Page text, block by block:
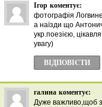
Ігор коментує:
фотографія
а наїзди що
укр.поезією,
увагу)
ВІДПОВІCТИ
галина коментує:
Дуже важливо,щоб